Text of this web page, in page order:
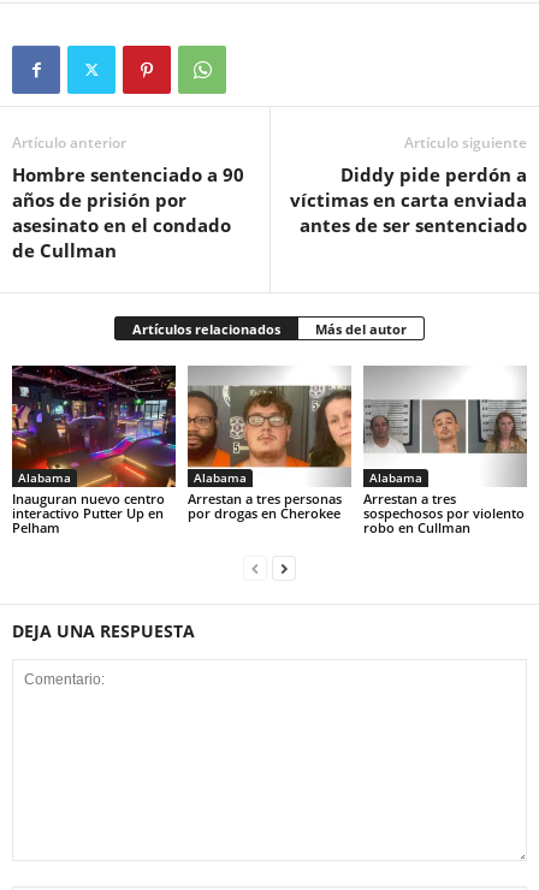
Artículo anterior
Hombre sentenciado a 90
años de prisión por
asesinato en el condado
de Cullman
Artículo siguiente
Diddy pide perdón a
víctimas en carta enviada
antes de ser sentenciado
Artículos relacionados Más del autor
Alabama
Inauguran nuevo centro
interactivo Putter Up en
Pelham
Alabama
Arrestan a tres personas
por drogas en Cherokee
Alabama
Arrestan a tres
sospechosos por violento
robo en Cullman
DEJA UNA RESPUESTA